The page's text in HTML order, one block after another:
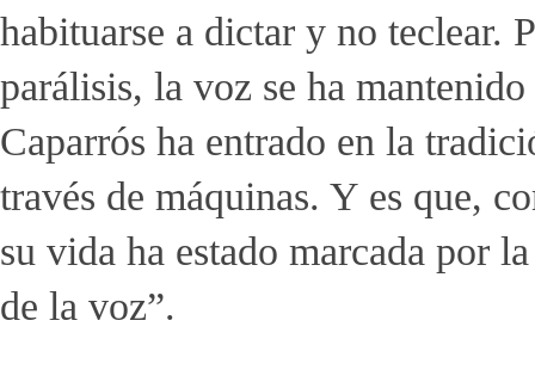
habituarse a dictar y no teclear.
parálisis, la voz se ha
Caparrós ha entrado en la
través de máquinas. Y es que,
su vida ha estado marcada por
de la voz”.